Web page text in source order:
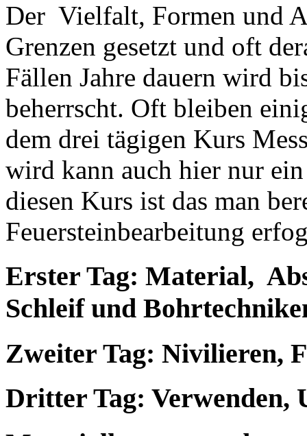
Der Vielfalt, Formen und
Grenzen gesetzt und oft
Fällen Jahre dauern wird
beherrscht. Oft bleiben
dem drei tägigen Kurs
wird kann auch hier nur
diesen Kurs ist das man
Feuersteinbearbeitung
Erster Tag: Material,
Schleif und
Zweiter Tag: Nivilieren,
Dritter Tag: Verwenden,